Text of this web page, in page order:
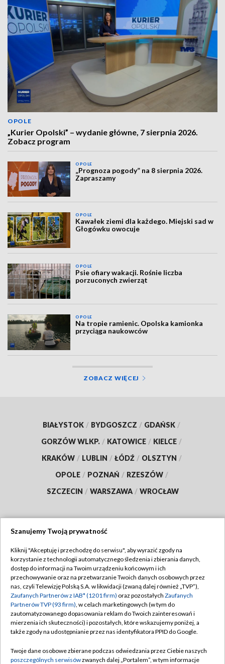
OPOLE
„Kurier Opolski” – wydanie główne, 7 sierpnia 2026.
Zobacz program
OPOLE
„Prognoza pogody” na 8 sierpnia 2026.
Zapraszamy
OPOLE
Kawałek ziemi dla każdego. Miejski sad w
Głogówku owocuje
OPOLE
Psie ofiary wakacji. Rośnie liczba
porzuconych zwierząt
OPOLE
Na tropie ramienic. Opolska kamionka
przyciąga naukowców
ZOBACZ WIĘCEJ
BIAŁYSTOK / BYDGOSZCZ / GDAŃSK /
GORZÓW WLKP. / KATOWICE / KIELCE /
KRAKÓW / LUBLIN / ŁÓDŹ / OLSZTYN /
OPOLE / POZNAŃ / RZESZÓW /
SZCZECIN / WARSZAWA / WROCŁAW
TVP
Abonament TVP
Emisja w TVP
Centrum informacji TVP
Naziemna Telewizja Cyfrowa
Rada Programowa
Regulamin TVP
Polityka prywatności
Moje zgody
Pomoc
Kontakt
Szanujemy Twoją prywatność
Kliknij "Akceptuję i przechodzę do serwisu", aby wyrazić zgody na
korzystanie z technologii automatycznego śledzenia i zbierania danych,
dostęp do informacji na Twoim urządzeniu końcowym i ich
przechowywanie oraz na przetwarzanie Twoich danych osobowych przez
nas, czyli Telewizję Polską S.A. w likwidacji (zwaną dalej również „TVP”),
Zaufanych Partnerów z IAB* (1201 firm) oraz pozostałych Zaufanych
Partnerów TVP (93 firm), w celach marketingowych (w tym do
zautomatyzowanego dopasowania reklam do Twoich zainteresowań i
mierzenia ich skuteczności) i pozostałych, które wskazujemy poniżej, a
także zgody na udostępnianie przez nas identyfikatora PPID do Google.
Twoje dane osobowe zbierane podczas odwiedzania przez Ciebie naszych
poszczególnych serwisówzwanych dalej „Portalem”, w tym informacje